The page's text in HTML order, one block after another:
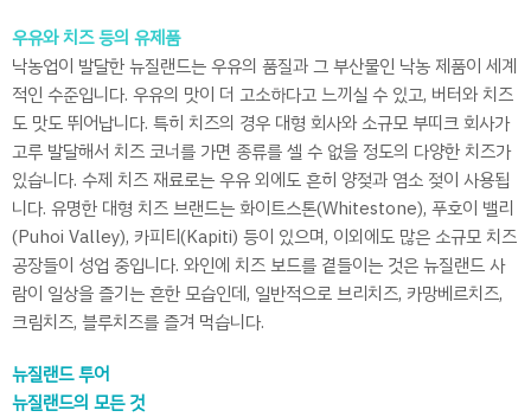
우유와 치즈 등의 유제품
낙농업이 발달한 뉴질랜드는 우유의 품질과 그 부산물인 낙농 제품이 세계
적인 수준입니다. 우유의 맛이 더 고소하다고 느끼실 수 있고, 버터와 치즈
도 맛도 뛰어납니다. 특히 치즈의 경우 대형 회사와 소규모 부띠크 회사가
고루 발달해서 치즈 코너를 가면 종류를 셀 수 없을 정도의 다양한 치즈가
있습니다. 수제 치즈 재료로는 우유 외에도 흔히 양젖과 염소 젖이 사용됩
니다. 유명한 대형 치즈 브랜드는 화이트스톤(Whitestone), 푸호이 밸리
(Puhoi Valley), 카피티(Kapiti) 등이 있으며, 이외에도 많은 소규모 치즈
공장들이 성업 중입니다. 와인에 치즈 보드를 곁들이는 것은 뉴질랜드 사
람이 일상을 즐기는 흔한 모습인데, 일반적으로 브리치즈, 카망베르치즈,
크림치즈, 블루치즈를 즐겨 먹습니다.
뉴질랜드 투어
뉴질랜드의 모든 것